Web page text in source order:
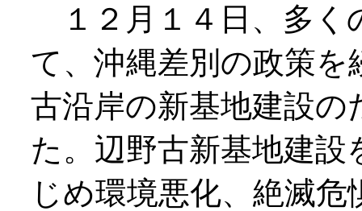
１２月１４日、多く
て、沖縄差別の政策
古沿岸の新基地建設
た。辺野古新基地建
じめ環境悪化、絶滅